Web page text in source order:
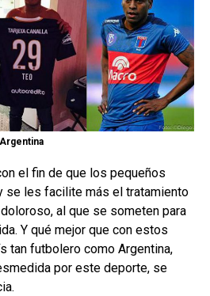
el fin de que los pequeños
se les facilite más el tratamiento
al que se someten para
Y qué mejor que con estos
tan futbolero como Argentina,
por este deporte, se